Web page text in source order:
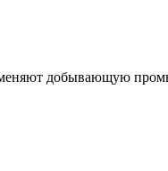
добывающую